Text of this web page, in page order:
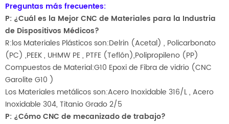
Preguntas más frecuentes:
P: ¿Cuál es la Mejor CNC de Materiales para la Industria
de Dispositivos Médicos?
R:los Materiales Plásticos son:Delrin (Acetal) , Policarbonato
(PC) ,PEEK , UHMW PE , PTFE (Teflón),Polipropileno (PP)
Compuestos de Material:G10 Epoxi de Fibra de vidrio (CNC
Garolite G10 )
Los Materiales metálicos son:Acero Inoxidable 316/L , Acero
Inoxidable 304, Titanio Grado 2/5
P: ¿Cómo CNC de mecanizado de trabajo?